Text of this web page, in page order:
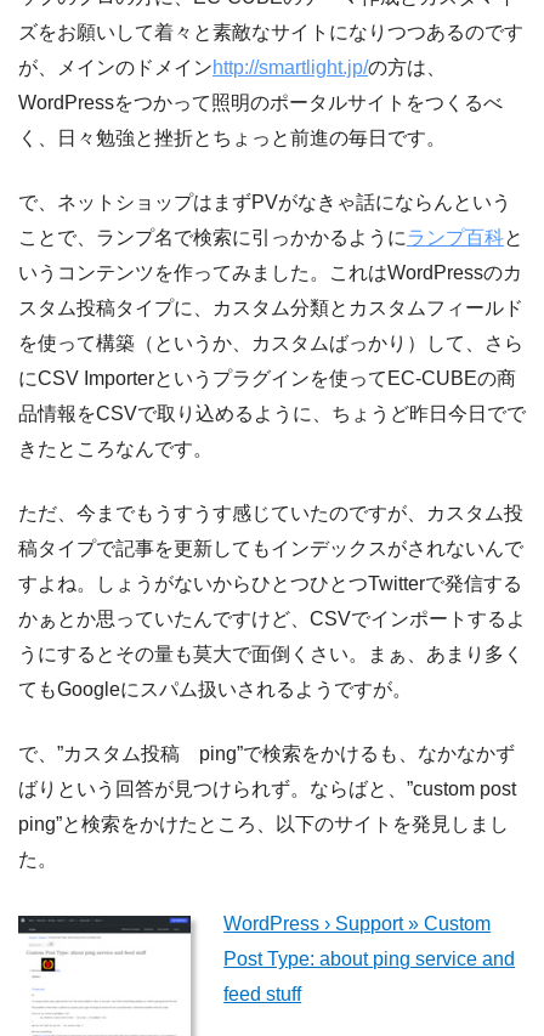
ズをお願いして着々と素敵なサイトになりつつあるのです
が、メインのドメインhttp://smartlight.jp/の方は、
WordPressをつかって照明のポータルサイトをつくるべ
く、日々勉強と挫折とちょっと前進の毎日です。
で、ネットショップはまずPVがなきゃ話にならんという
ことで、ランプ名で検索に引っかかるようにランプ百科と
いうコンテンツを作ってみました。これはWordPressのカ
スタム投稿タイプに、カスタム分類とカスタムフィールド
を使って構築（というか、カスタムばっかり）して、さら
にCSV Importerというプラグインを使ってEC-CUBEの商
品情報をCSVで取り込めるように、ちょうど昨日今日でで
きたところなんです。
ただ、今までもうすうす感じていたのですが、カスタム投
稿タイプで記事を更新してもインデックスがされないんで
すよね。しょうがないからひとつひとつTwitterで発信する
かぁとか思っていたんですけど、CSVでインポートするよ
うにするとその量も莫大で面倒くさい。まぁ、あまり多く
てもGoogleにスパム扱いされるようですが。
で、”カスタム投稿 ping”で検索をかけるも、なかなかず
ばりという回答が見つけられず。ならばと、”custom post
ping”と検索をかけたところ、以下のサイトを発見しまし
た。
WordPress › Support » Custom
Post Type: about ping service and
feed stuff